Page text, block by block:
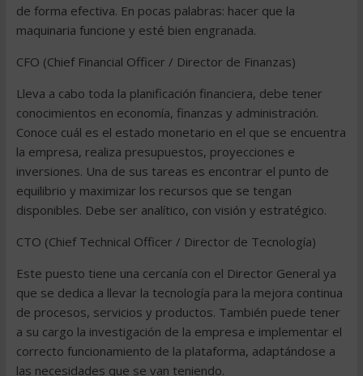
de forma efectiva. En pocas palabras: hacer que la
maquinaria funcione y esté bien engranada.
CFO (Chief Financial Officer / Director de Finanzas)
Lleva a cabo toda la planificación financiera, debe tener
conocimientos en economía, finanzas y administración.
Conoce cuál es el estado monetario en el que se encuentra
la empresa, realiza presupuestos, proyecciones e
inversiones. Una de sus tareas es encontrar el punto de
equilibrio y maximizar los recursos que se tengan
disponibles. Debe ser analítico, con visión y estratégico.
CTO (Chief Technical Officer / Director de Tecnología)
Este puesto tiene una cercanía con el Director General ya
que se dedica a llevar la tecnología para la mejora continua
de procesos, servicios y productos. También puede tener
a su cargo la investigación de la empresa e implementar el
correcto funcionamiento de la plataforma, adaptándose a
las necesidades que se van teniendo.